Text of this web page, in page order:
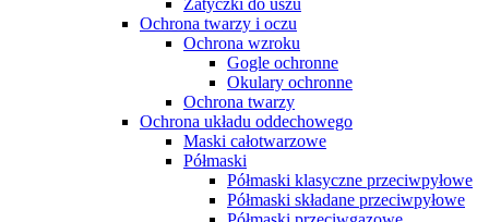
Ochrona twarzy i oczu
Ochrona wzroku
Gogle ochronne
Okulary ochronne
Ochrona twarzy
Ochrona układu oddechowego
Maski całotwarzowe
Półmaski
Półmaski klasyczne przeciwpyłowe
Półmaski składane przeciwpyłowe